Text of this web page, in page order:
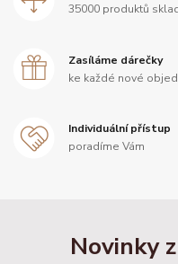
35000 produktů
Zasíláme dárečky
ke každé nové
Individuální přístup
poradíme Vám
Novinky